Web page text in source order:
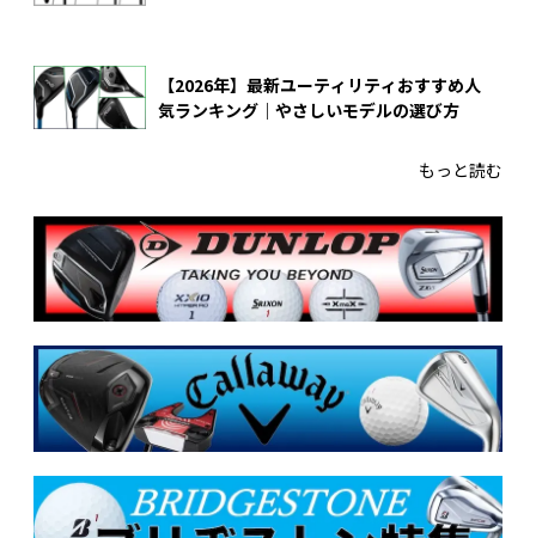
【2026年】最新ユーティリティおすすめ人
気ランキング｜やさしいモデルの選び方
もっと読む